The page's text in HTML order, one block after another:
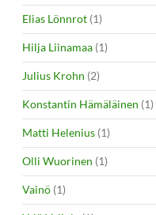
Elias Lönnrot (1)
Hilja Liinamaa (1)
Julius Krohn (2)
Konstantin Hämäläinen (1)
Matti Helenius (1)
Olli Wuorinen (1)
Vainö (1)